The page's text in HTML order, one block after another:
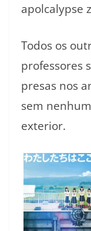
apolcalypse
Todos os
professores
presas nos
sem
exterior.